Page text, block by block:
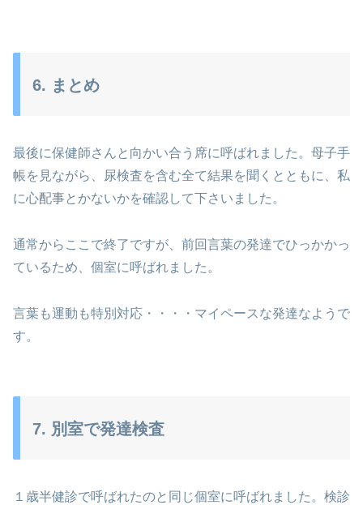
6. まとめ
最後に保健師さんと向かい合う席に呼ばれました。母子手
帳を見ながら、尿検査を含む全て結果を聞くとともに、私
に心配事とかないかを確認して下さいました。
通常からここで終了ですが、前回言葉の発達でひっかかっ
ているため、個室に呼ばれました。
言葉も運動も特別対応・・・・マイペースな発達なようで
す。
7. 別室で発達検査
１歳半健診で呼ばれたのと同じ個室に呼ばれました。検診